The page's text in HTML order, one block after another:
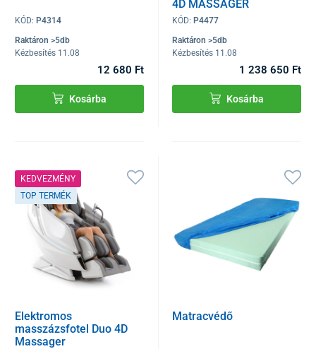
KÓD: P4314
Raktáron >5db
Kézbesítés 11.08
12 680 Ft
Kosárba
4D MASSAGER
légionizátorral, fehér
KÓD: P4477
Raktáron >5db
Kézbesítés 11.08
1 238 650 Ft
Kosárba
KEDVEZMÉNY
TOP TERMÉK
Elektromos
masszázsfotel Duo 4D
Massager
Matracvédő